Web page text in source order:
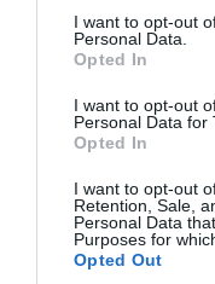
consent section.
I want to opt-out
Personal Data.
Opted In
I want to opt-out
Personal Data for
Opted In
I want to opt-out
Retention, Sale,
Personal Data
Purposes for
Opted Out
09.08.2026 | 19:02
Η Τουρκία…
εξοργίζετε την